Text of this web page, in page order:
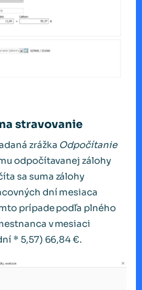
stravovanie
zrážka Odpočítanie
odpočítavanej zálohy
sa suma zálohy
dní mesiaca
prípade podľa plného
v mesiaci
* 5,57) 66,84 €.